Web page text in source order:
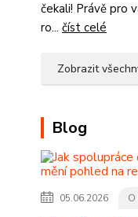
čekali! Právě pro
ro... číst celé
Zobrazit
Blog
05.06.2026 O